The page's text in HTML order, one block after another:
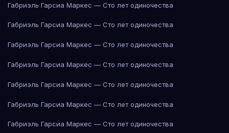
Габриэль Гарсиа Маркес — Сто лет одиночества
Габриэль Гарсиа Маркес — Сто лет одиночества
Габриэль Гарсиа Маркес — Сто лет одиночества
Габриэль Гарсиа Маркес — Сто лет одиночества
Габриэль Гарсиа Маркес — Сто лет одиночества
Габриэль Гарсиа Маркес — Сто лет одиночества
Габриэль Гарсиа Маркес — Сто лет одиночества